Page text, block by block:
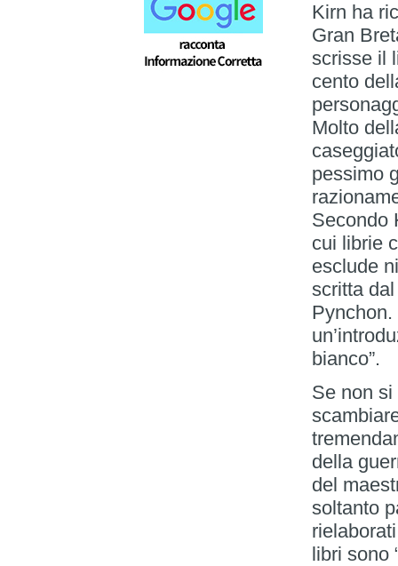
Kirn ha
Gran
scrisse il
cento
Molto
pessimo
Secondo
cui librie
esclude
scritta
Pynchon.
bianco”.
Se non
della
del
soltanto
libri sono